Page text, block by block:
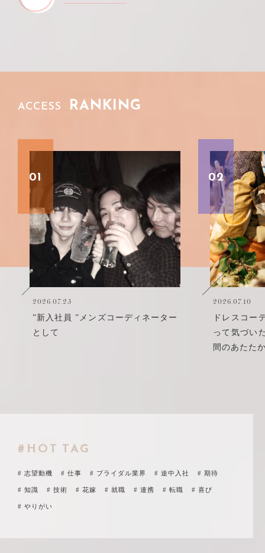
ACCESS RANKING
01
2026.07.23
”新入社員 ”メンズコーディネーター
として
02
2026.07.10
ドレスコー
って気づい
間のあたた
#HOT TAG
# 志望動機 # 仕事 # ブライダル業界 # 途中入社 # 期待
# 知識 # 技術 # 花嫁 # 就職 # 連携 # 転職 # 喜び
# やりがい